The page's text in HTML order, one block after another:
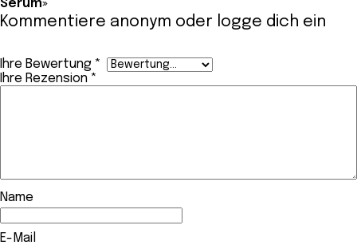
Serum»
Kommentiere anonym oder logge dich ein
Ihre Bewertung *
Ihre Rezension *
Name
E-Mail